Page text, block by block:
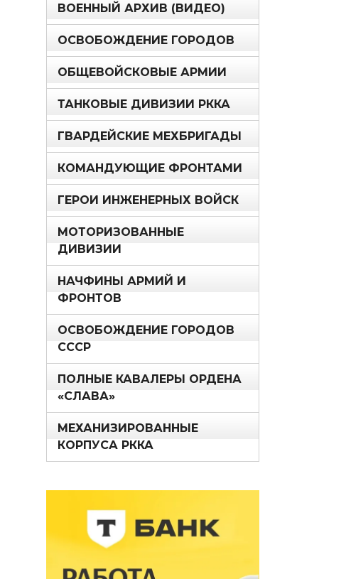
ВОЕННЫЙ АРХИВ (ВИДЕО)
ОСВОБОЖДЕНИЕ ГОРОДОВ
ОБЩЕВОЙСКОВЫЕ АРМИИ
ТАНКОВЫЕ ДИВИЗИИ РККА
ГВАРДЕЙСКИЕ МЕХБРИГАДЫ
КОМАНДУЮЩИЕ ФРОНТАМИ
ГЕРОИ ИНЖЕНЕРНЫХ ВОЙСК
МОТОРИЗОВАННЫЕ
ДИВИЗИИ
НАЧФИНЫ АРМИЙ И
ФРОНТОВ
ОСВОБОЖДЕНИЕ ГОРОДОВ
СССР
ПОЛНЫЕ КАВАЛЕРЫ ОРДЕНА
«СЛАВА»
МЕХАНИЗИРОВАННЫЕ
КОРПУСА РККА